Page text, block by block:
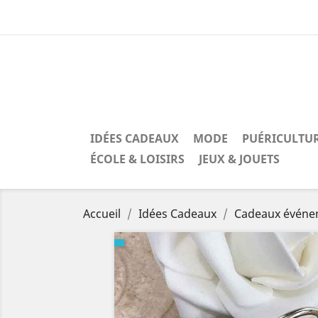
IDÉES CADEAUX MODE
ÉCOLE & LOISIRS
JEUX & JOUETS
Accueil Idées Cadeaux Cadeaux